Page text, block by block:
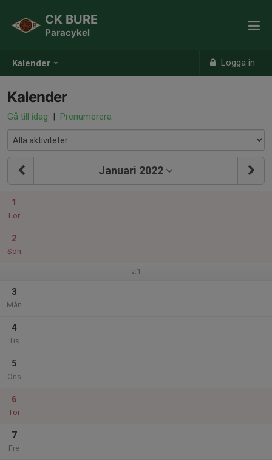
Kalender Logga in
CK BURE
Paracykel
Kalender
Gå till idag | Prenumerera
Januari 2022
1
Lör
2
Sön
v.1
3
Mån
4
Tis
5
Ons
6
Tor
7
Fre